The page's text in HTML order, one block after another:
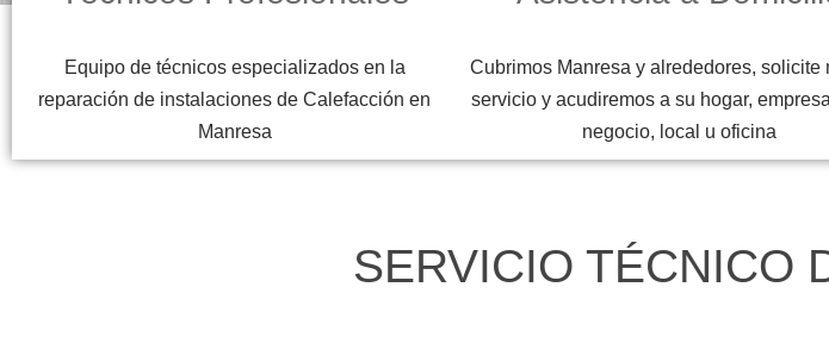
Equipo de técnicos especializados en la
reparación de instalaciones de Calefacción en
Manresa
Cubrimos Manresa y alrededores, solicite
servicio y acudiremos a su hogar,
negocio, local u oficina
SERVICIO TÉCNICO